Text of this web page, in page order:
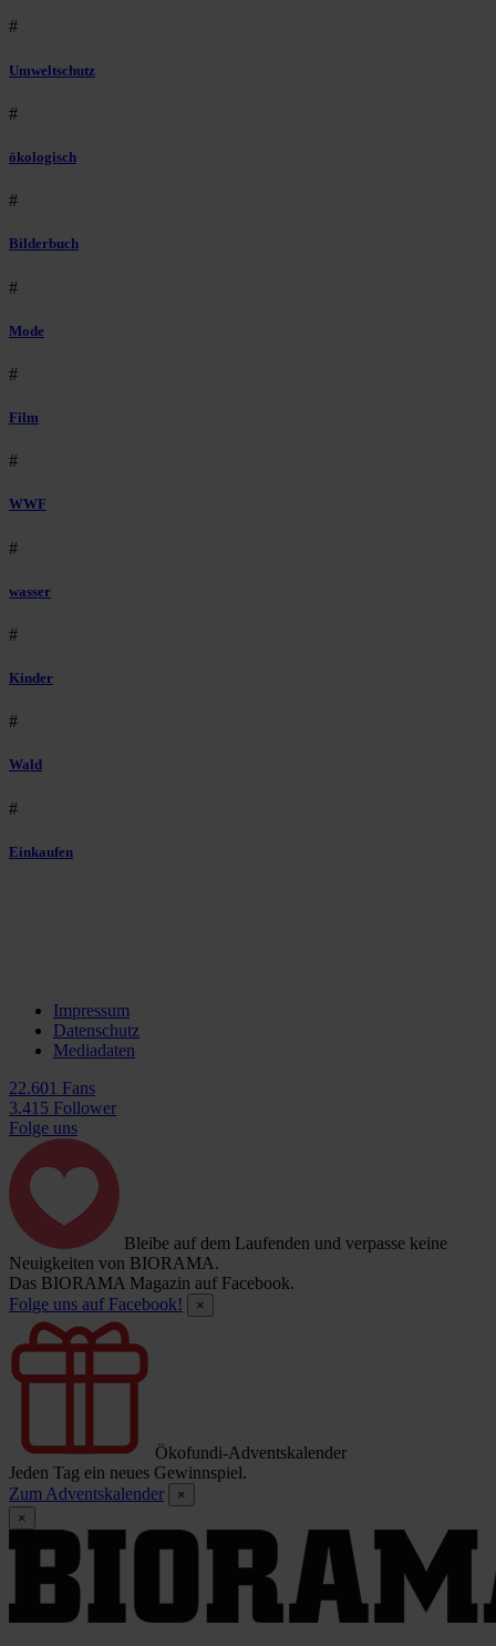
#
Umweltschutz
#
ökologisch
#
Bilderbuch
#
Mode
#
Film
#
WWF
#
wasser
#
Kinder
#
Wald
#
Einkaufen
Impressum
Datenschutz
Mediadaten
22.601 Fans
3.415 Follower
Folge uns
Bleibe auf dem Laufenden und verpasse keine
Neuigkeiten von BIORAMA.
Das BIORAMA Magazin auf Facebook.
Folge uns auf Facebook!
×
Ökofundi-Adventskalender
Jeden Tag ein neues Gewinnspiel.
Zum Adventskalender
×
×